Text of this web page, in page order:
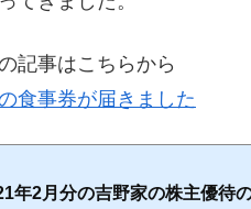
記事はこちらから
食事券が届きました
年2月分の吉野家の株主優待